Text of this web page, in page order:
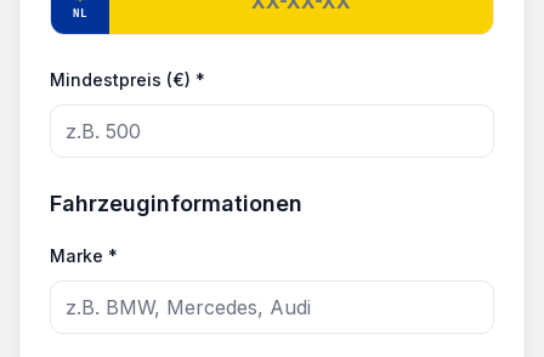
NL
Mindestpreis (€) *
Fahrzeuginformationen
Marke *